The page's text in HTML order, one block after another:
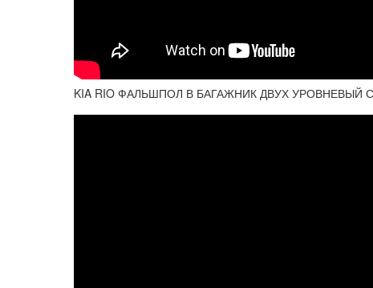
KIA RIO ФАЛЬШПОЛ В БАГАЖНИК ДВУХ УРОВНЕВЫЙ